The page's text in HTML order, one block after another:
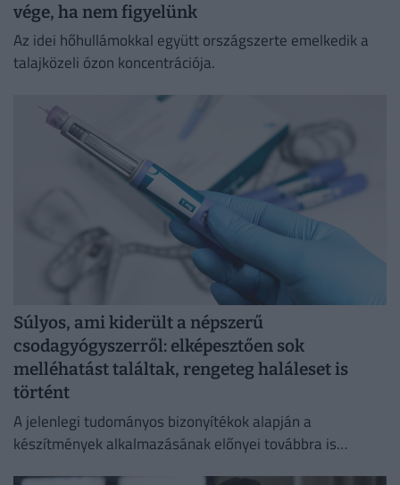
vége, ha nem figyelünk
Az idei hőhullámokkal együtt országszerte emelkedik a
talajközeli ózon koncentrációja.
Súlyos, ami kiderült a népszerű
csodagyógyszerről: elképesztően sok
melléhatást találtak, rengeteg haláleset is
történt
A jelenlegi tudományos bizonyítékok alapján a
készítmények alkalmazásának előnyei továbbra is